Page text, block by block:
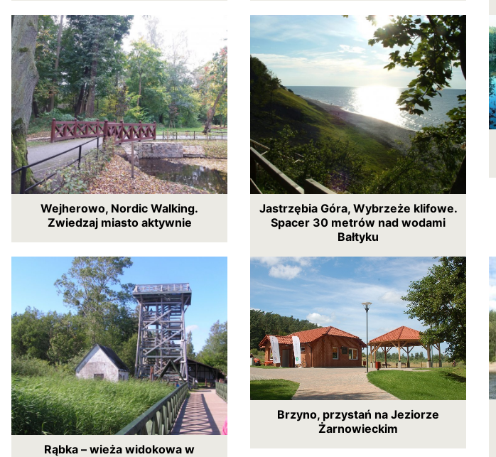
Wejherowo, Nordic Walking.
Zwiedzaj miasto aktywnie
Jastrzębia Góra, Wybrzeże klifowe.
Spacer 30 metrów nad wodami
Bałtyku
Rąbka – wieża widokowa w
Brzyno, przystań na Jeziorze
Żarnowieckim